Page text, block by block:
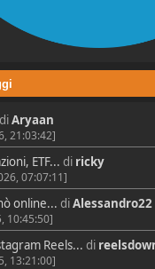
diAryaan
21:03:42]
ETF... di ricky
07:07:11]
online... diAlessandro22
10:45:50]
Reels... di
13:21:00]